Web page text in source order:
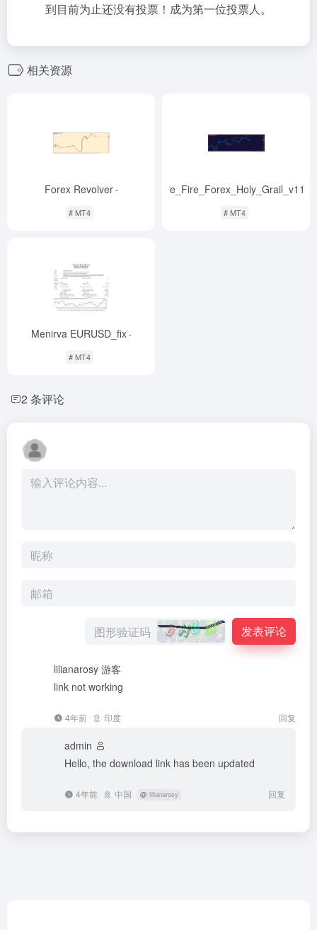
到目前为止还没有投票！成为第一位投票人。
相关资源
Forex Revolver-
# MT4
Sure_Fire_Forex_Holy_Grail_v11.0
# MT4
Menirva EURUSD_fix-
# MT4
2 条评论
发表评论
lilianarosy 游客
link not working
4年前 印度 回复
admin
Hello, the download link has been updated
4年前 中国 @ lilianarosy 回复